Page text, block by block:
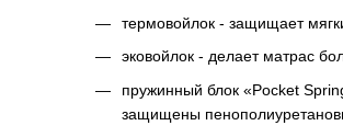
термовойлок - защищает
эковойлок - делает матрас
пружинный блок «Pocket
защищены